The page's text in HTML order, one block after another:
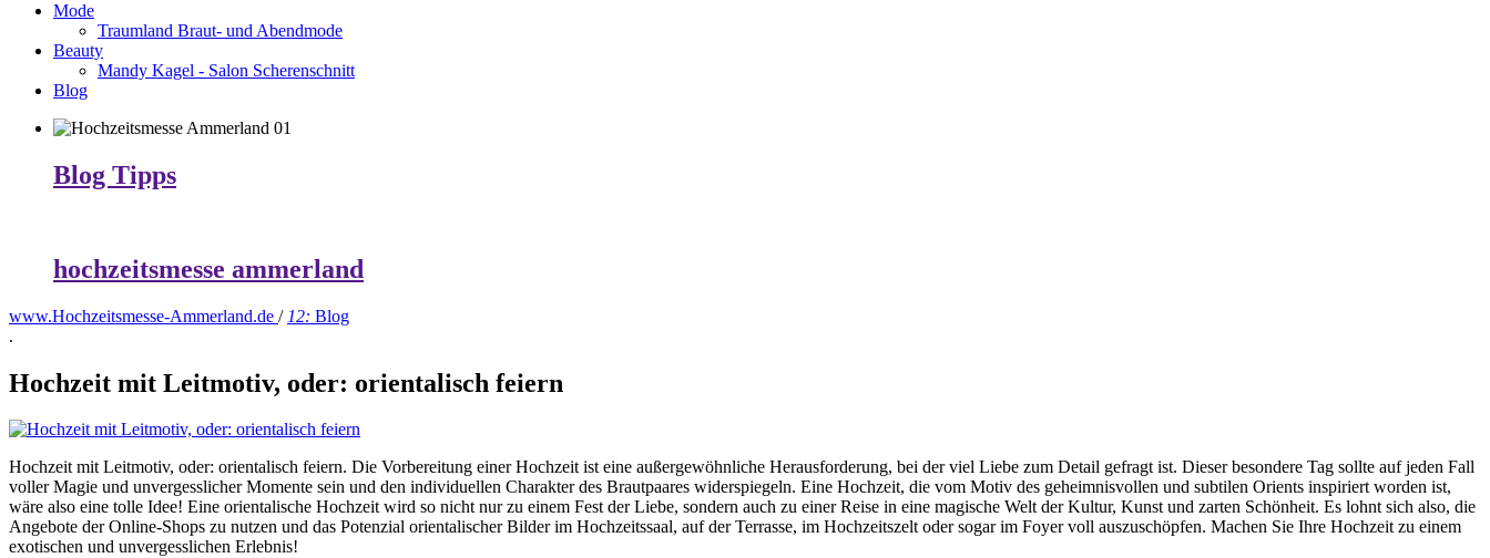
Mode
Traumland Braut- und Abendmode
Beauty
Mandy Kagel - Salon Scherenschnitt
Blog
Blog Tipps
hochzeitsmesse ammerland
www.Hochzeitsmesse-Ammerland.de / 12: Blog
.
Hochzeit mit Leitmotiv, oder: orientalisch feiern
Hochzeit mit Leitmotiv, oder: orientalisch feiern. Die Vorbereitung einer Hochzeit ist eine außergewöhnliche Herausforderung, bei der viel Liebe zum Detail gefragt ist. Dieser besondere Tag sollte auf jeden Fall
voller Magie und unvergesslicher Momente sein und den individuellen Charakter des Brautpaares widerspiegeln. Eine Hochzeit, die vom Motiv des geheimnisvollen und subtilen Orients inspiriert worden ist,
wäre also eine tolle Idee! Eine orientalische Hochzeit wird so nicht nur zu einem Fest der Liebe, sondern auch zu einer Reise in eine magische Welt der Kultur, Kunst und zarten Schönheit. Es lohnt sich also, die
Angebote der Online-Shops zu nutzen und das Potenzial orientalischer Bilder im Hochzeitssaal, auf der Terrasse, im Hochzeitszelt oder sogar im Foyer voll auszuschöpfen. Machen Sie Ihre Hochzeit zu einem
exotischen und unvergesslichen Erlebnis!